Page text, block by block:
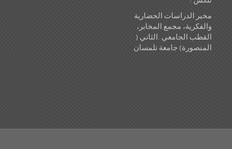
مخبر الدراسات الحضارية
والفكرية، مجمع المخابر،
القطب الجامعي .الثاني (
المنصورة) جامعة تلمسان